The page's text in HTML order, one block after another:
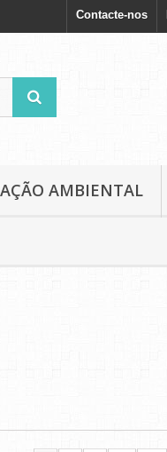
Contacte-nos
AMBIENTAL